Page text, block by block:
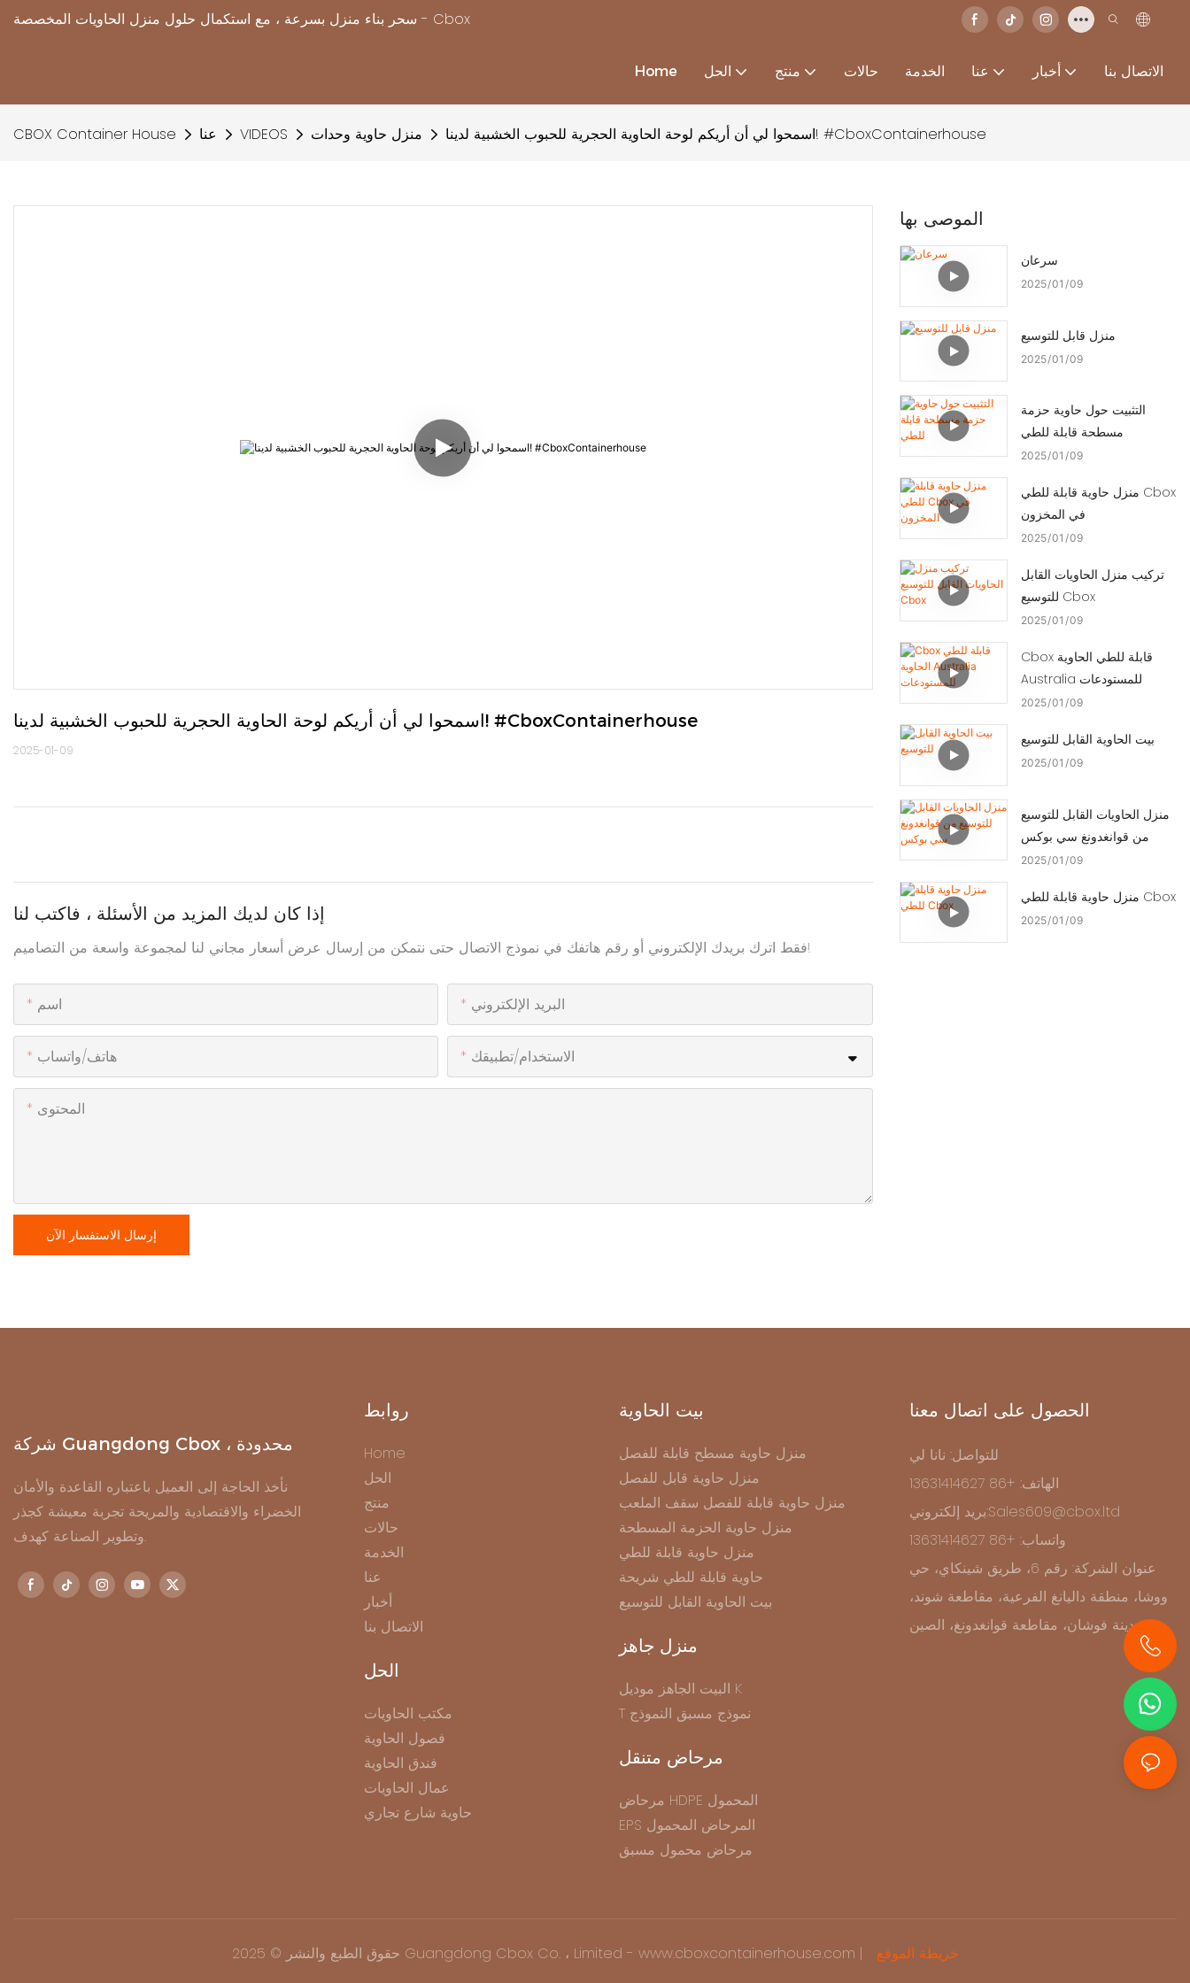
سحر بناء منزل بسرعة ، مع استكمال حلول منزل الحاويات المخصصة - Cbox
Home الحل منتج حالات الخدمة عنا أخبار الاتصال بنا
CBOX Container House عنا VIDEOS منزل حاوية وحدات اسمحوا لي أن أريكم لوحة الحاوية الحجرية للحبوب الخشبية لدينا! #CboxContainerhouse
اسمحوا لي أن أريكم لوحة الحاوية الحجرية للحبوب الخشبية لدينا! #CboxContainerhouse
2025-01-09
إذا كان لديك المزيد من الأسئلة ، فاكتب لنا
فقط اترك بريدك الإلكتروني أو رقم هاتفك في نموذج الاتصال حتى نتمكن من إرسال عرض أسعار مجاني لنا لمجموعة واسعة من التصاميم!
اسم البريد الإلكتروني
هاتف/واتساب الاستخدام/تطبيقك
المحتوى
إرسال الاستفسار الآن
الموصى بها
سرعان
2025 01 09
منزل قابل للتوسيع
2025 01 09
التثبيت حول حاوية حزمة
مسطحة قابلة للطي
2025 01 09
منزل حاوية قابلة للطي Cbox
في المخزون
2025 01 09
تركيب منزل الحاويات القابل
للتوسيع Cbox
2025 01 09
Cbox قابلة للطي الحاوية
Australia للمستودعات
2025 01 09
بيت الحاوية القابل للتوسيع
2025 01 09
منزل الحاويات القابل للتوسيع
من قوانغدونغ سي بوكس
2025 01 09
منزل حاوية قابلة للطي Cbox
2025 01 09
شركة Guangdong Cbox ، محدودة
نأخذ الحاجة إلى العميل باعتباره القاعدة والأمان
الخضراء والاقتصادية والمريحة تجربة معيشة كجذر
وتطوير الصناعة كهدف.
روابط
Home
الحل
منتج
حالات
الخدمة
عنا
أخبار
الاتصال بنا
الحل
مكتب الحاويات
فصول الحاوية
فندق الحاوية
عمال الحاويات
حاوية شارع تجاري
بيت الحاوية
منزل حاوية مسطح قابلة للفصل
منزل حاوية قابل للفصل
منزل حاوية قابلة للفصل سقف الملعب
منزل حاوية الحزمة المسطحة
منزل حاوية قابلة للطي
حاوية قابلة للطي شريحة
بيت الحاوية القابل للتوسيع
منزل جاهز
البيت الجاهز موديل K
T نموذج مسبق النموذج
مرحاض متنقل
مرحاض HDPE المحمول
EPS المرحاض المحمول
مرحاض محمول مسبق
الحصول على اتصال معنا
للتواصل: نانا لي
الهاتف: +86 13631414627
بريد إلكتروني:Sales609@cbox.ltd
واتساب: +86 13631414627
عنوان الشركة: رقم 6، طريق شينكاي، حي
ووشا، منطقة داليانغ الفرعية، مقاطعة شوند،
مدينة فوشان، مقاطعة قوانغدونغ، الصين
حقوق الطبع والنشر © 2025 Guangdong Cbox Co. ، Limited - www.cboxcontainerhouse.com | خريطة الموقع